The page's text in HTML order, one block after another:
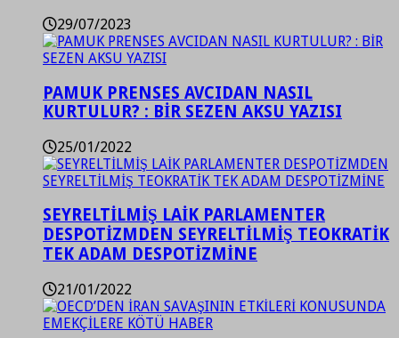
29/07/2023
PAMUK PRENSES AVCIDAN NASIL
KURTULUR? : BİR SEZEN AKSU YAZISI
25/01/2022
SEYRELTİLMİŞ LAİK PARLAMENTER
DESPOTİZMDEN SEYRELTİLMİŞ TEOKRATİK
TEK ADAM DESPOTİZMİNE
21/01/2022